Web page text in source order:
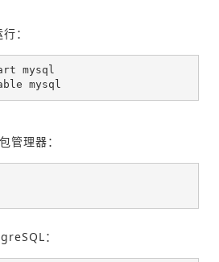
：
mysql
mysql
管理器：
：